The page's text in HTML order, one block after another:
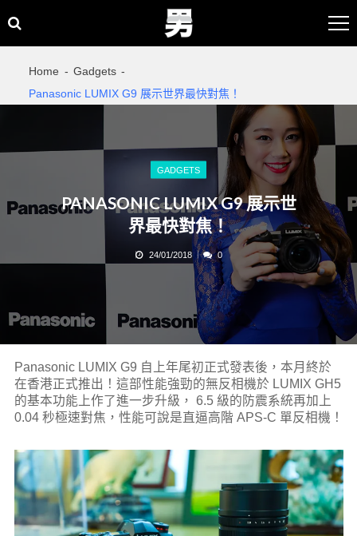
to
to
Home
Gadgets
Panasonic LUMIX G9 展示世界最快對焦！
GADGETS
PANASONIC LUMIX G9 展示世
界最快對焦！
24/01/2018 0
Panasonic LUMIX G9 自上年尾初正式發表後，本月終於
在香港正式推出！這部性能強勁的無反相機於 LUMIX GH5
的基本功能上作了進一步升級， 6.5 級的防震系統再加上
0.04 秒極速對焦，性能可說是直逼高階 APS-C 單反相機！